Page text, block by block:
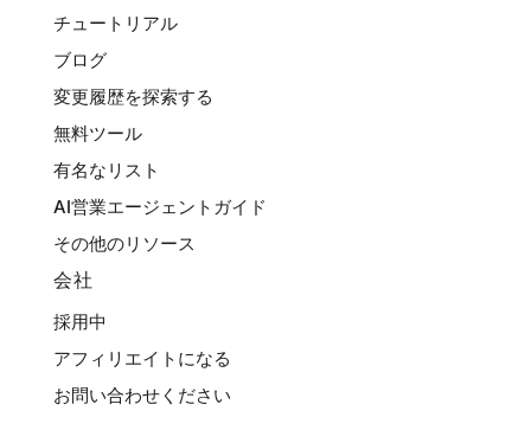
チュートリアル
ブログ
変更履歴を探索する
無料ツール
有名なリスト
AI営業エージェントガイド
その他のリソース
会社
採用中
アフィリエイトになる
お問い合わせください